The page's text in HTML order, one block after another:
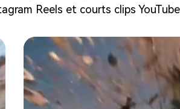
Reels et courts clips